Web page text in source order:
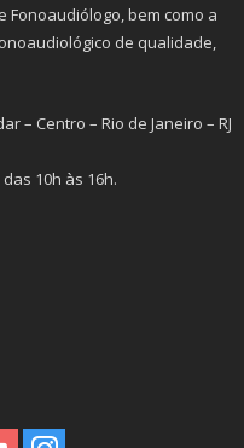
bem como a
de qualidade,
– Centro – Rio de Janeiro – RJ
10h às 16h.